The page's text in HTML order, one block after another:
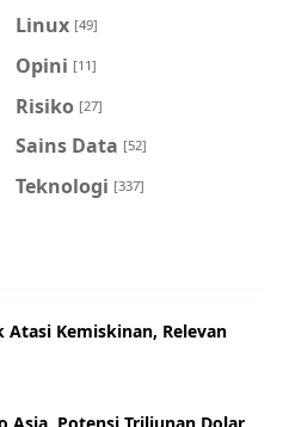
Linux [49]
Opini [11]
Risiko [27]
Sains Data [52]
Teknologi [337]
Kemiskinan, Relevan